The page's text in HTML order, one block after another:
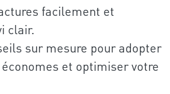
facilement et
clair.
sur mesure pour adopter
et optimiser votre